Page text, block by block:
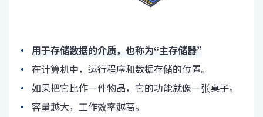
用于存储数据的介质，也称为“主存储器”
在计算机中，运行程序和数据存储的位置。
如果把它比作一件物品，它的功能就像一张桌子。
容量越大，工作效率越高。